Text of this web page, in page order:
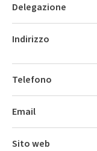
Delegazione
Indirizzo
Telefono
Email
Sito web